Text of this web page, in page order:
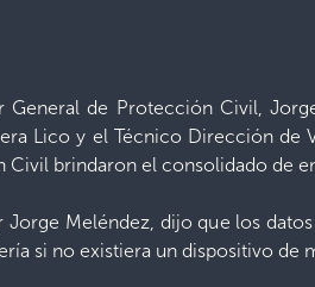
General de Protección Civil,
Lico y el Técnico Dirección de
Civil brindaron el consolidado de
Jorge Meléndez, dijo que los
si no existiera un dispositivo de